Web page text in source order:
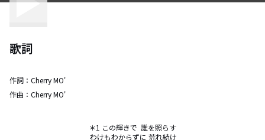
歌詞
作詞： Cherry MO'
作曲： Cherry MO'
＊1 この輝きで  誰を照らす